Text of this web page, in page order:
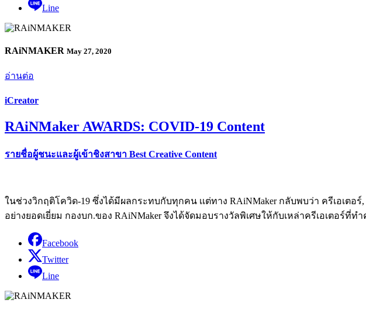
Line
RAiNMAKER May 27, 2020
อ่านต่อ
iCreator
RAiNMaker AWARDS: COVID-19 Content
รายชื่อผู้ชนะและผู้เข้าชิงสาขา Best Creative Content
ในช่วงวิกฤติโควิด-19 ซึ่งได้มีผลกระทบกับทุกคน เเต่ทาง RAiNMaker กลับพบว่า ครีเอเ
อย่างยอดเยี่ยม กองบก.ของ RAiNMaker จึงได้จัดมอบรางวัลพิเศษให้กับเหล่าครีเอเตอร์
Facebook
Twitter
Line